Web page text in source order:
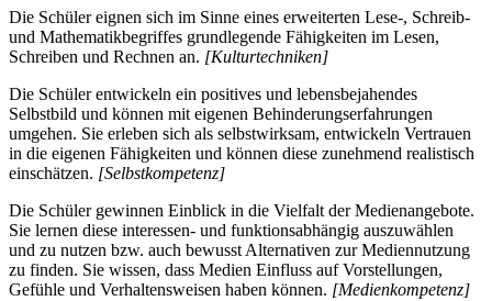
Die Schüler eignen sich im Sinne eines erweiterten Lese-, Schreib-
und Mathematikbegriffes grundlegende Fähigkeiten im Lesen,
Schreiben und Rechnen an. [Kulturtechniken]
Die Schüler entwickeln ein positives und lebensbejahendes
Selbstbild und können mit eigenen Behinderungserfahrungen
umgehen. Sie erleben sich als selbstwirksam, entwickeln Vertrauen
in die eigenen Fähigkeiten und können diese zunehmend realistisch
einschätzen. [Selbstkompetenz]
Die Schüler gewinnen Einblick in die Vielfalt der Medienangebote.
Sie lernen diese interessen- und funktionsabhängig auszuwählen
und zu nutzen bzw. auch bewusst Alternativen zur Mediennutzung
zu finden. Sie wissen, dass Medien Einfluss auf Vorstellungen,
Gefühle und Verhaltensweisen haben können. [Medienkompetenz]